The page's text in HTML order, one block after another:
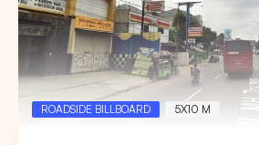
ROADSIDE BILLBOARD 5X10 M